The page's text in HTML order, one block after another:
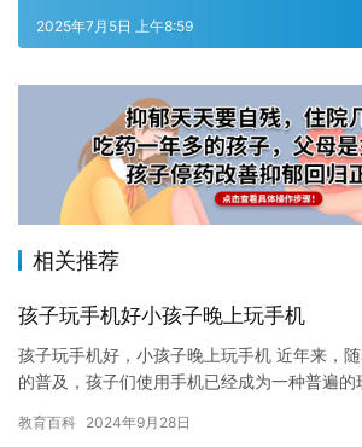
2025年7月5日 上午8:59
相关推荐
孩子玩手机好小孩子晚上玩手机
孩子玩手机好，小孩子晚上玩手机 近年来，
的普及，孩子们使用手机已经成为一种普遍
该适…
教育百科 2024年9月28日